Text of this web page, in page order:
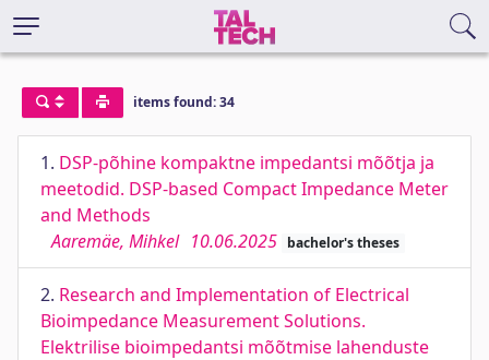
items found: 34
1. DSP-põhine kompaktne impedantsi mõõtja ja
meetodid. DSP-based Compact Impedance Meter
and Methods
Aaremäe, Mihkel 10.06.2025 bachelor's theses
2. Research and Implementation of Electrical
Bioimpedance Measurement Solutions.
Elektrilise bioimpedantsi mõõtmise lahenduste